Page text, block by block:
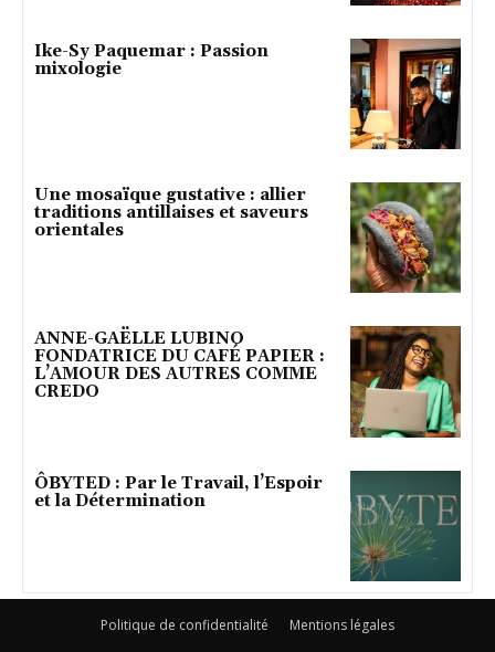
Ike-Sy Paquemar : Passion
mixologie
Une mosaïque gustative : allier
traditions antillaises et saveurs
orientales
ANNE-GAËLLE LUBINO
FONDATRICE DU CAFÉ PAPIER :
L’AMOUR DES AUTRES COMME
CREDO
ÔBYTED : Par le Travail, l’Espoir
et la Détermination
Politique de confidentialité Mentions légales